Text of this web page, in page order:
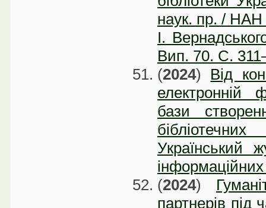
наук. пр. / НАН
І.
Вип. 70. С.
(2024) Від
електронній
бази
Український
(2024)
партнерів під